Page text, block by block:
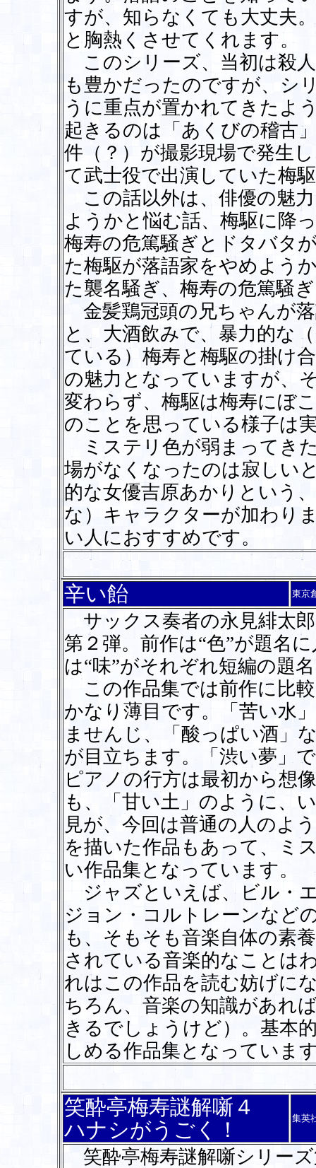
すが、知らなくても大丈夫
と胸熱くさせてくれます。
このシリーズ、当初は殺
も豊かだったのですが、シ
うに重点が置かれてきたよ
起きるのは「あくびの稽古
件（？）が撮影現場で発生
て武士役で出演していた梅
この話以外は、俳優の魅
ようかと悩む話、梅駆に降
梅寿の危篤騒ぎとドタバタ
た梅駆が落語家をやめよう
た襲名騒ぎ、梅寿の危篤騒
金髪鶏冠頭の兄ちゃんが
と、大酒飲みで、暴力的な
ている）梅寿と梅駆の掛け
の魅力となっていますが、
変わらず、梅駆は梅寿にぼ
のことを思っている様子は
ミステリ色が弱まってき
場がなくなったのは寂しい
的な女優吉原あかりという
な）キャラクターが加わり
い人におすすめです。
辛い飴 東京
サックス奏者の永見緋太
第２弾。前作は“色”が題名
は“味”がそれぞれ短編の題
この作品集では前作に比
かなり薄目です。「苦い水
ませんじ、「酸っぱい酒」
が目立ちます。「渋い夢」
ピアノの行方は最初から想
も、「甘い土」のように、
見が、今回は普通の人のよ
を描いた作品もあって、ミ
い作品集となっています。
ジャズといえば、ビル・
ジョン・コルトレーンなど
も、そもそも音楽自体の素
されている音楽的なことは
れはこの作品を読む妨げに
ちろん、音楽の知識があれ
きるでしょうけど）。基本
しめる作品集となっていま
笑酔亭梅寿謎解噺４
ハナシがうごく！
集英
笑酔亭梅寿謎解噺シリー